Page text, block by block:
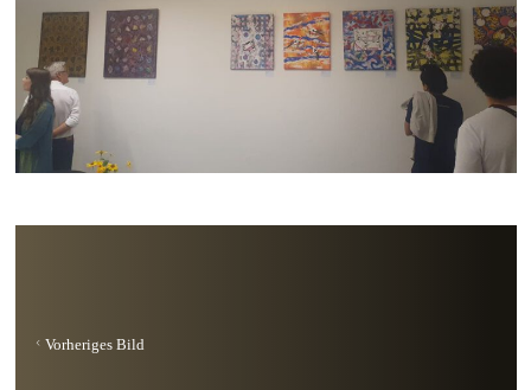
Vorheriges Bild